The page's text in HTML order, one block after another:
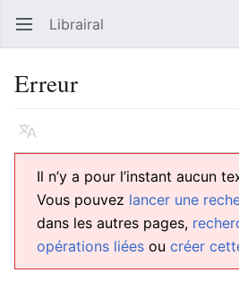
Ouvrir le menu principal Librairal
Erreur
Langue
Il n’y a pour l’instant aucun
Vous pouvez lancer une
dans les autres pages,
opérations liées ou créer